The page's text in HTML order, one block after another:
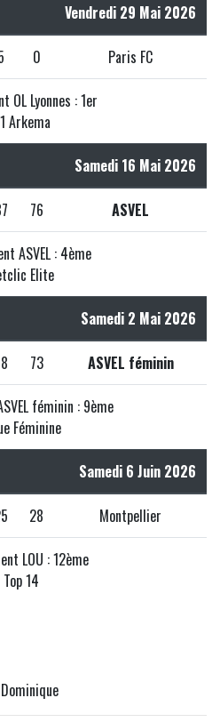
Vendredi 29 Mai 2026
0 Paris FC
OL Lyonnes : 1er
Arkema
Samedi 16 Mai 2026
76 ASVEL
ASVEL : 4ème
Elite
Samedi 2 Mai 2026
73 ASVEL féminin
féminin : 9ème
Féminine
Samedi 6 Juin 2026
28 Montpellier
LOU : 12ème
Top 14